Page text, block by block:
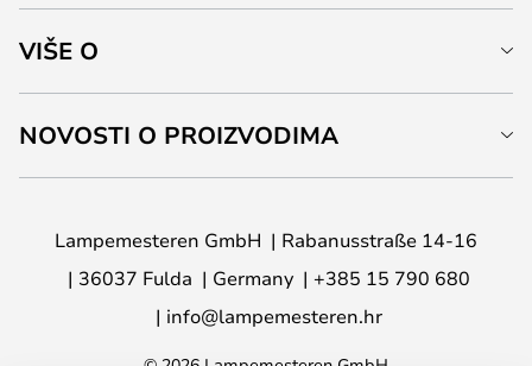
VIŠE O
NOVOSTI O PROIZVODIMA
Lampemesteren GmbH
Rabanusstraße 14-16
36037 Fulda
Germany
+385 15 790 680
info@lampemesteren.hr